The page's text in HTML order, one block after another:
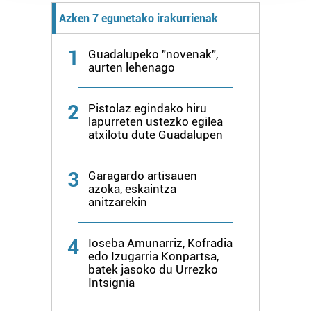
teknologia erabiliz, cookieak adibidez, iragarki eta eduki
neurtzeko, jendeari buruzko informazioa biltzeko eta
produktuak garatzeko. Zure datuak nork eta zertarako
erabiltzen dituen hauta dezakezu.
Bazkide batzuek ez dizute baimenik eskatzen, eta beren
interes komertzial legitimoetan babesten dira. Ikusi gure
bazkideen zerrenda, beren ustez zein helburutarako
duten interes legitimoa eta horren aurka nola egin
dezakezun ikusteko.
Lortu zure datu pertsonalak prozesatzeko moduari
buruzko informazio gehiago eta ezarri zure lehentasunak
datuen atalean. Edozein unetan alda edo ken dezakezu
zure baimena Cookieen adierazpenean.
Webgune honek cookie propioak eta hirugarrenen cookie-
Azken 7 egunetako irakurrienak
1
Guadalupeko "novenak",
aurten lehenago
2
Pistolaz egindako hiru
lapurreten ustezko egilea
atxilotu dute Guadalupen
3
Garagardo artisauen
azoka, eskaintza
anitzarekin
4
Ioseba Amunarriz, Kofradia
edo Izugarria Konpartsa,
batek jasoko du Urrezko
Intsignia